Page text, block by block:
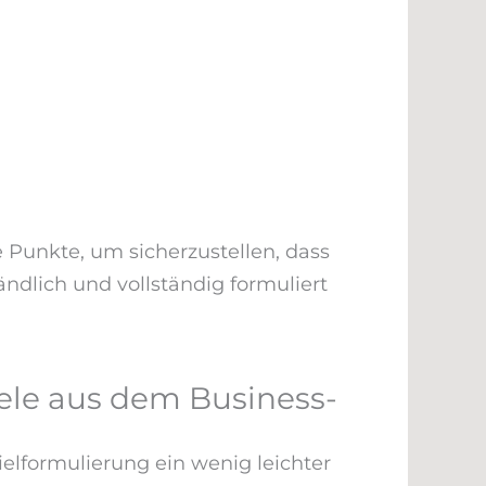
um sicherzustellen, dass
und vollständig formuliert
aus dem Business-
ein wenig leichter